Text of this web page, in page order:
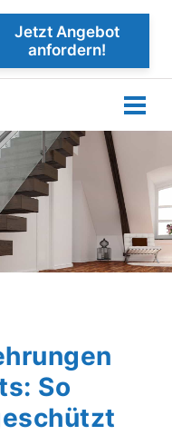
Jetzt Angebot
anfordern!
So